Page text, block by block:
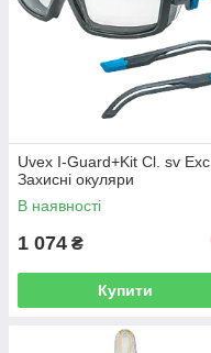
Uvex I-Guard+Kit Cl. sv Exc.
Захисні окуляри
В наявності
1 074 ₴
Купити